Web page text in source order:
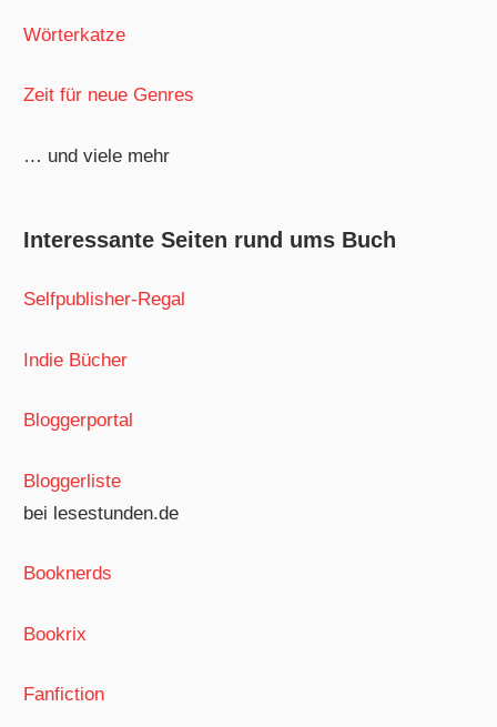
Wörterkatze
Zeit für neue Genres
… und viele mehr
Interessante Seiten rund ums Buch
Selfpublisher-Regal
Indie Bücher
Bloggerportal
Bloggerliste
bei lesestunden.de
Booknerds
Bookrix
Fanfiction